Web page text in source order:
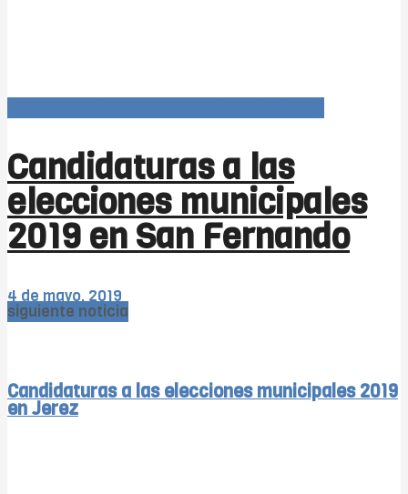
Candidaturas a las
elecciones municipales
2019 en San Fernando
4 de mayo, 2019
siguiente noticia
Candidaturas a las elecciones municipales 2019
en Jerez